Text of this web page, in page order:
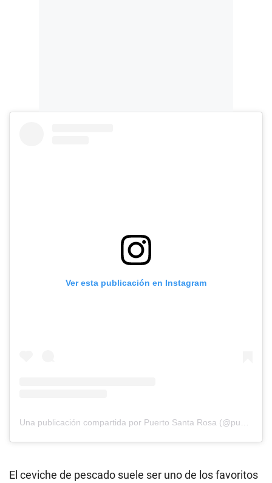
Ver esta publicación en Instagram
El ceviche de pescado suele ser uno de los favoritos